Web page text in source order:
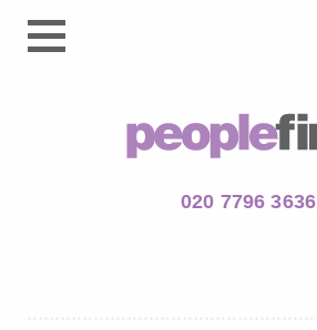
020 7796 3636